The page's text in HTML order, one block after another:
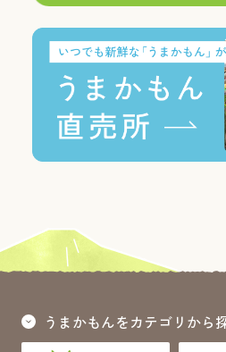
うまかもんをカテゴリから